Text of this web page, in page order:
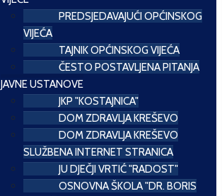
PREDSJEDAVAJUĆI OPĆINSKOG
VIJEĆA
TAJNIK OPĆINSKOG VIJEĆA
ČESTO POSTAVLJENA PITANJA
JAVNE USTANOVE
JKP "KOSTAJNICA"
DOM ZDRAVLJA KREŠEVO
DOM ZDRAVLJA KREŠEVO
SLUŽBENA INTERNET STRANICA
JU DJEČJI VRTIĆ "RADOST"
OSNOVNA ŠKOLA "DR. BORIS